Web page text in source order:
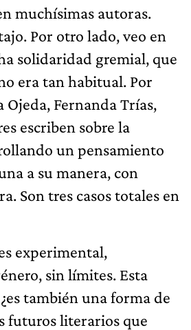
muchísimas autoras.
Por otro lado, veo en
solidaridad gremial, que
era tan habitual. Por
Fernanda Trías,
escriben sobre la
un pensamiento
a su manera, con
Son tres casos totales en
experimental,
sin límites. Esta
también una forma de
futuros literarios que